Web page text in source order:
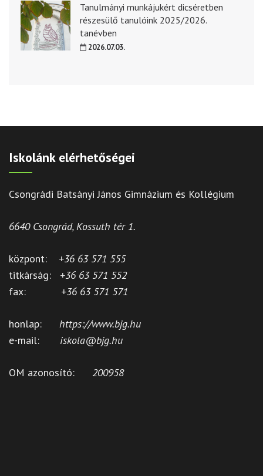
Tanulmányi munkájukért dicséretben
részesülő tanulóink 2025/2026.
tanévben
2026.07.03.
Iskolánk elérhetőségei
Csongrádi Batsányi János Gimnázium és Kollégium
6640 Csongrád, Kossuth tér 1.
központ: +36 63 571 555
titkárság: +36 63 571 552
fax: +36 63 571 571
honlap: https://www.bjg.hu
e-mail: iskola@bjg.hu
OM azonosító: 200958